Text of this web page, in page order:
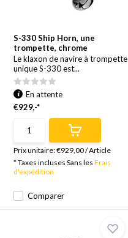
S-330 Ship Horn, une
trompette, chrome
Le klaxon de navire à trompette
unique S-330 est...
Comparer
En attente
€929,-*
Prix unitaire:€929,00/Article
* Taxes incluses Sans lesFrais
d'expédition